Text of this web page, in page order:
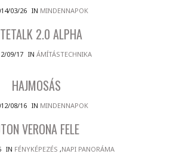
03/26 IN MINDENNAPOK
2.0 ALPHA
09/17 IN ÁMÍTÁSTECHNIKA
HAJMOSÁS
08/16 IN MINDENNAPOK
VERONA FELE
IN FÉNYKÉPEZÉS ,NAPI PANORÁMA